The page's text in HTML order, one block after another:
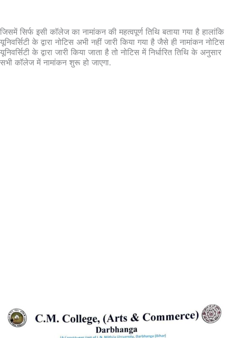
जिसमें सिर्फ इसी कॉलेज का नामांकन की महत्वपूर्ण तिथि बताया गया है हालांकि
यूनिवर्सिटी के द्वारा नोटिस अभी नहीं जारी किया गया है जैसे ही नामांकन नोटिस
यूनिवर्सिटी के द्वारा जारी किया जाता है तो नोटिस में निर्धारित तिथि के अनुसार
सभी कॉलेज में नामांकन शुरू हो जाएगा.